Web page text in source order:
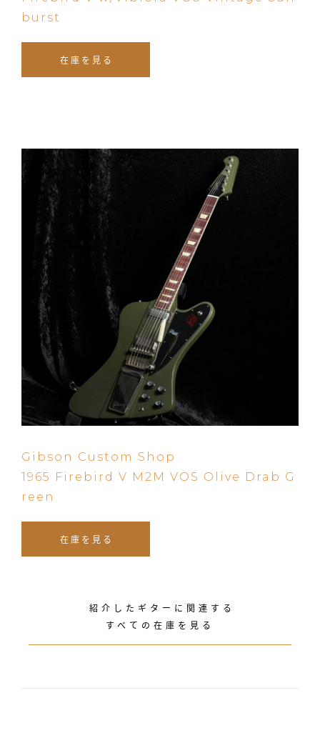
burst
在庫を見る
Gibson Custom Shop
1965 Firebird V M2M VOS Olive Drab G
reen
在庫を見る
紹介したギターに関連する
すべての在庫を見る